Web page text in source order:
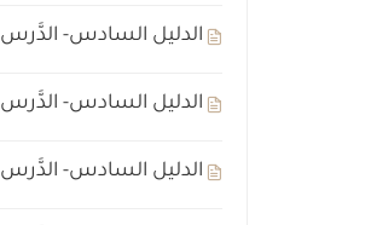
الدليل السادس- الدَّرس 20
الدليل السادس- الدَّرس 21
الدليل السادس- الدَّرس 22